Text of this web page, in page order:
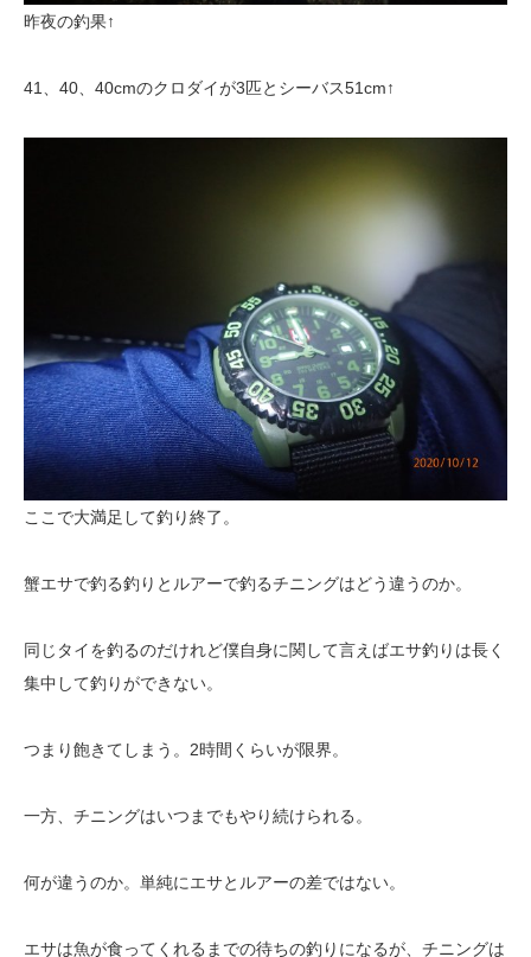
昨夜の釣果↑
41、40、40cmのクロダイが3匹とシーバス51cm↑
ここで大満足して釣り終了。
蟹エサで釣る釣りとルアーで釣るチニングはどう違うのか。
同じタイを釣るのだけれど僕自身に関して言えばエサ釣りは長く
集中して釣りができない。
つまり飽きてしまう。2時間くらいが限界。
一方、チニングはいつまでもやり続けられる。
何が違うのか。単純にエサとルアーの差ではない。
エサは魚が食ってくれるまでの待ちの釣りになるが、チニングは